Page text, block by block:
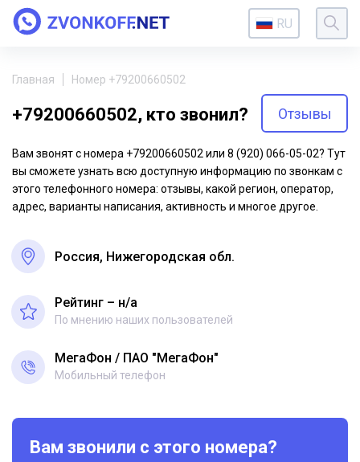
RU
Главная Номер +79200660502
+79200660502, кто звонил? Отзывы
Вам звонят с номера +79200660502 или 8 (920) 066-05-02? Тут
вы сможете узнать всю доступную информацию по звонкам с
этого телефонного номера: отзывы, какой регион, оператор,
адрес, варианты написания, активность и многое другое.
Россия, Нижегородская обл.
Рейтинг – н/a
По мнению наших пользователей
МегаФон ПАО "МегаФон"
Мобильный телефон
Вам звонили с этого номера?